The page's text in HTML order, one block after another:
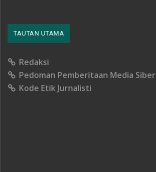
TAUTAN UTAMA
Redaksi
Pedoman Pemberitaan Media Siber
Kode Etik Jurnalisti